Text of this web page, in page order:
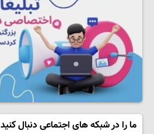
ما را در شبکه های اجتماعی دنبال کنید